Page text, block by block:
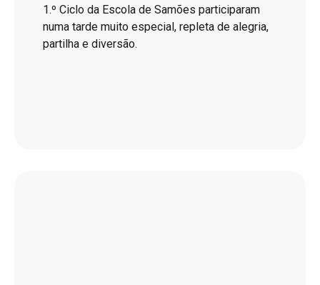
1.º Ciclo da Escola de Samões participaram
numa tarde muito especial, repleta de alegria,
partilha e diversão.